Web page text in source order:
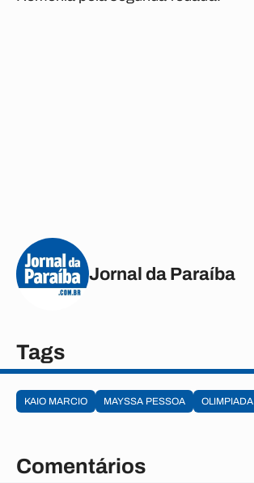
Jornal da Paraíba
Tags
KAIO MARCIO MAYSSA PESSOA OLIMPIADA
Comentários